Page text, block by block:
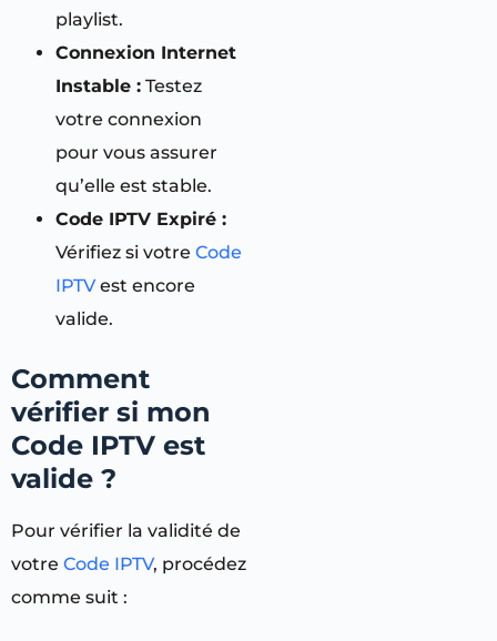
playlist.
Connexion Internet
Instable : Testez
votre connexion
pour vous assurer
qu’elle est stable.
Code IPTV Expiré :
Vérifiez si votre Code
IPTVest encore
valide.
Comment
vérifier si mon
Code IPTV est
valide ?
Pour vérifier la validité de
votre Code IPTV, procédez
comme suit :